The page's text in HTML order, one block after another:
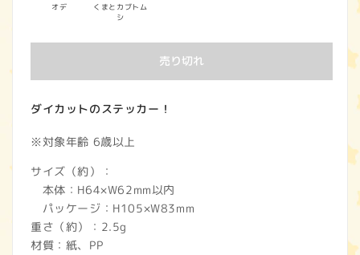
オデ
くまとカブトム
シ
売り切れ
ダイカットのステッカー！
※対象年齢 6歳以上
サイズ（約）：
本体：H64×W62mm以内
パッケージ：H105×W83mm
重さ（約）：2.5g
材質：紙、PP